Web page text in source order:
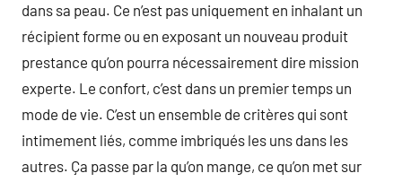
dans sa peau. Ce n’est pas uniquement en inhalant un
récipient forme ou en exposant un nouveau produit
prestance qu’on pourra nécessairement dire mission
experte. Le confort, c’est dans un premier temps un
mode de vie. C’est un ensemble de critères qui sont
intimement liés, comme imbriqués les uns dans les
autres. Ça passe par la qu’on mange, ce qu’on met sur